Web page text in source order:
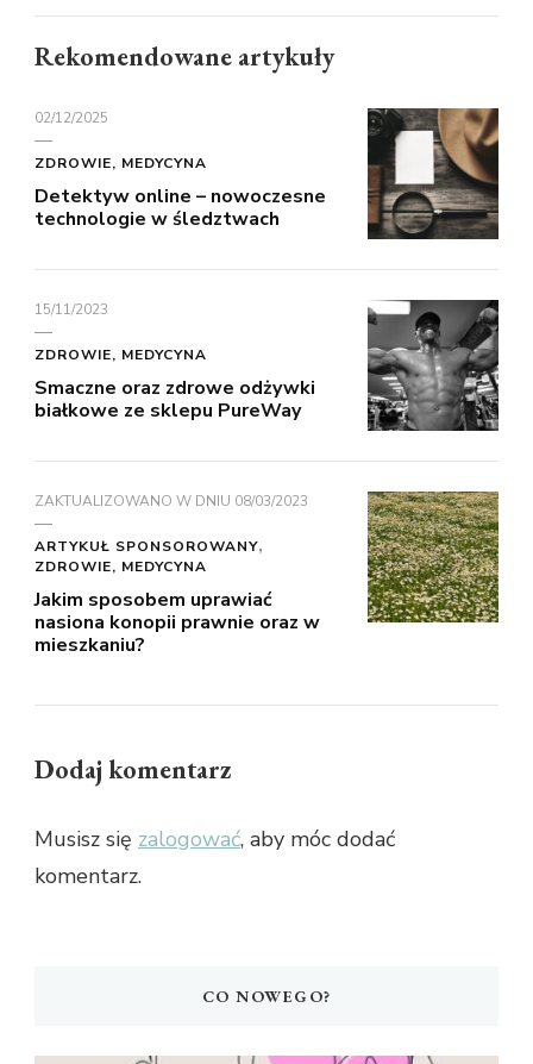
Rekomendowane artykuły
02/12/2025
ZDROWIE, MEDYCYNA
Detektyw online – nowoczesne
technologie w śledztwach
15/11/2023
ZDROWIE, MEDYCYNA
Smaczne oraz zdrowe odżywki
białkowe ze sklepu PureWay
ZAKTUALIZOWANO W DNIU 08/03/2023
ARTYKUŁ SPONSOROWANY
ZDROWIE, MEDYCYNA
Jakim sposobem uprawiać
nasiona konopii prawnie oraz w
mieszkaniu?
Dodaj komentarz
Musisz się zalogować, aby móc dodać
komentarz.
CO NOWEGO?